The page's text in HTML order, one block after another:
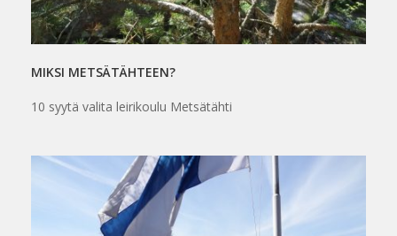
MIKSI METSÄTÄHTEEN?
10 syytä valita leirikoulu Metsätähti